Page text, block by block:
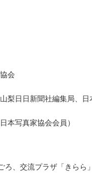
会
梨日日新聞社編集局、日
本写真家協会会員）
ろ、交流プラザ「きらら